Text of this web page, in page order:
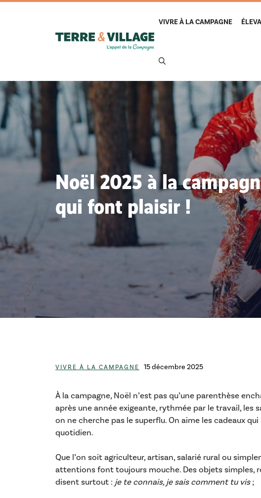
VIVRE À LA CAMPAGNE
Noël 2025 à la
qui font plaisir !
Catégories
VIVRE À LA CAMPAGNE 15 décembre 2025
À la campagne, Noël n’est pas qu’une parenthèse
après une année exigeante, rythmée par le travail, les
on ne cherche pas le superflu. On aime les cadeaux
quotidien.
Que l’on soit agriculteur, artisan, salarié rural ou
attentions font toujours mouche. Des objets simples,
disent surtout : je te connais, je sais comment tu vis ;